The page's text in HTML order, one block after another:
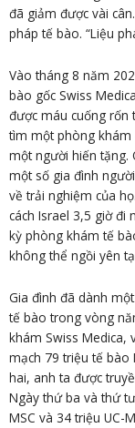
đã giảm được vài
pháp tế bào. “Liệu
Vào tháng 8 năm
bào gốc Swiss
được máu cuống rốn
tìm một phòng
một người hiến tặng.
một số gia đình
về trải nghiệm của
cách Israel 3,5 giờ đi
kỳ phòng khám tế
không thể ngồi yên
Gia đình đã dành
tế bào trong vòng
khám Swiss Medica,
mạch 79 triệu tế bào
hai, anh ta được
Ngày thứ ba và thứ
MSC và 34 triệu UC-